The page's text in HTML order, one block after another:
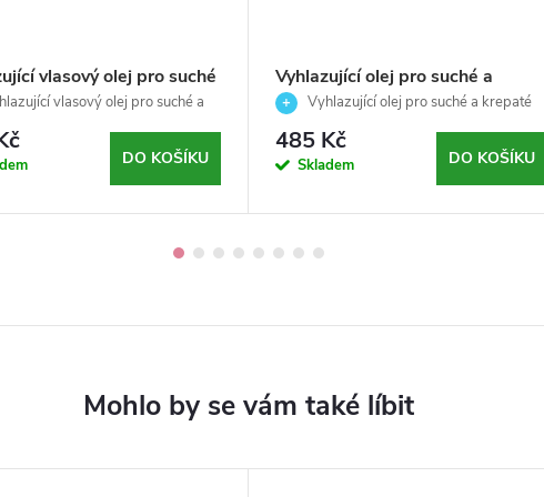
vlasový olej pro suché
vlasy- Curego silk oil-
- 100ml
vlasový olej pro suché a
– hedvábný lesk a kontrola
DO KOŠÍKU
Vyhlazující olej pro suché a
krepaté vlasy- Curego silk oil-
AlterEgo - 50ml
Vyhlazující olej pro suché a krepaté
vlasy – hedvábný lesk a okamžitá jemnost
485 Kč
Skladem DO KOŠÍKU